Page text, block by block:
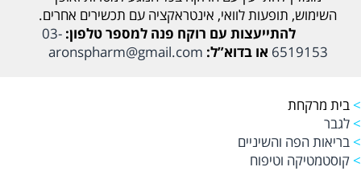
השימוש, תופעות לוואי, אינטראקציה עם תכשירים אחרים.
להתייעצות עם רוקח פנה למספר טלפון:03-
6519153 או בדוא”ל: aronspharm@gmail.com
> בית מרקחת
> לגבר
> בריאות הפה והשיניים
> קוסטמטיקה וטיפוח